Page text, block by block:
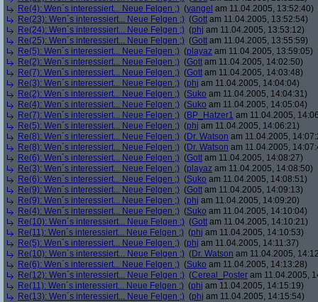
Re(4): Wen´s interessiert... Neue Felgen ;) (yangel am 11.04.2005, 13:52:40)
Re(23): Wen´s interessiert... Neue Felgen ;) (Gott am 11.04.2005, 13:52:54)
Re(24): Wen´s interessiert... Neue Felgen ;) (phj am 11.04.2005, 13:53:12)
Re(25): Wen´s interessiert... Neue Felgen ;) (Gott am 11.04.2005, 13:55:59)
Re(5): Wen´s interessiert... Neue Felgen ;) (playaz am 11.04.2005, 13:59:05)
Re(2): Wen´s interessiert... Neue Felgen ;) (Gott am 11.04.2005, 14:02:50)
Re(7): Wen´s interessiert... Neue Felgen ;) (Gott am 11.04.2005, 14:03:48)
Re(3): Wen´s interessiert... Neue Felgen ;) (phj am 11.04.2005, 14:04:04)
Re(2): Wen´s interessiert... Neue Felgen ;) (Suko am 11.04.2005, 14:04:31)
Re(4): Wen´s interessiert... Neue Felgen ;) (Suko am 11.04.2005, 14:05:04)
Re(7): Wen´s interessiert... Neue Felgen ;) (BP_Hatzer1 am 11.04.2005,
Re(5): Wen´s interessiert... Neue Felgen ;) (phj am 11.04.2005, 14:06:21)
Re(8): Wen´s interessiert... Neue Felgen ;) (Dr. Watson am 11.04.2005,
Re(8): Wen´s interessiert... Neue Felgen ;) (Dr. Watson am 11.04.2005,
Re(6): Wen´s interessiert... Neue Felgen ;) (Gott am 11.04.2005, 14:08:27)
Re(3): Wen´s interessiert... Neue Felgen ;) (playaz am 11.04.2005, 14:08:50)
Re(6): Wen´s interessiert... Neue Felgen ;) (Suko am 11.04.2005, 14:08:51)
Re(9): Wen´s interessiert... Neue Felgen ;) (Gott am 11.04.2005, 14:09:13)
Re(9): Wen´s interessiert... Neue Felgen ;) (phj am 11.04.2005, 14:09:20)
Re(4): Wen´s interessiert... Neue Felgen ;) (Suko am 11.04.2005, 14:10:04)
Re(10): Wen´s interessiert... Neue Felgen ;) (Gott am 11.04.2005, 14:10:21)
Re(11): Wen´s interessiert... Neue Felgen ;) (phj am 11.04.2005, 14:10:53)
Re(5): Wen´s interessiert... Neue Felgen ;) (phj am 11.04.2005, 14:11:37)
Re(10): Wen´s interessiert... Neue Felgen ;) (Dr. Watson am 11.04.2005,
Re(6): Wen´s interessiert... Neue Felgen ;) (Suko am 11.04.2005, 14:13:28)
Re(12): Wen´s interessiert... Neue Felgen ;) (Cereal_Poster am 11.04.2005,
Re(11): Wen´s interessiert... Neue Felgen ;) (phj am 11.04.2005, 14:15:19)
Re(13): Wen´s interessiert... Neue Felgen ;) (phj am 11.04.2005, 14:15:54)